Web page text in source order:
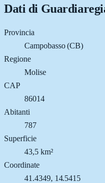
Dati di
Provincia
Campobasso (CB)
Regione
Molise
CAP
86014
Abitanti
787
Superficie
43,5 km²
Coordinate
41.4349, 14.5415